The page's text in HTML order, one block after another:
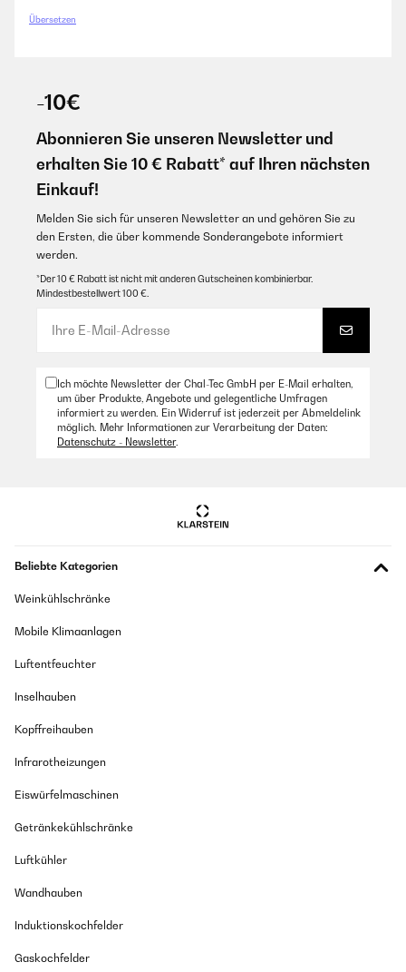
Übersetzen
-10€
Abonnieren Sie unseren Newsletter und
erhalten Sie 10 € Rabatt* auf Ihren nächsten
Einkauf!
Melden Sie sich für unseren Newsletter an und gehören Sie zu
den Ersten, die über kommende Sonderangebote informiert
werden.
*Der 10 € Rabatt ist nicht mit anderen Gutscheinen kombinierbar.
Mindestbestellwert 100 €.
Ich möchte Newsletter der Chal-Tec GmbH per E-Mail erhalten,
um über Produkte, Angebote und gelegentliche Umfragen
informiert zu werden. Ein Widerruf ist jederzeit per Abmeldelink
möglich. Mehr Informationen zur Verarbeitung der Daten:
Datenschutz - Newsletter.
Beliebte Kategorien
Weinkühlschränke
Mobile Klimaanlagen
Luftentfeuchter
Inselhauben
Kopffreihauben
Infrarotheizungen
Eiswürfelmaschinen
Getränkekühlschränke
Luftkühler
Wandhauben
Induktionskochfelder
Gaskochfelder